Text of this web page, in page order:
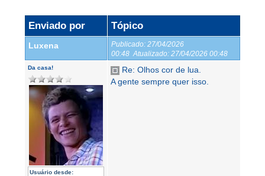
Enviado por Tópico
Luxena Publicado: 27/04/2026
00:48 Atualizado: 27/04/2026 00:48
Da casa!
Usuário desde:
Re: Olhos cor de lua.
A gente sempre quer isso.